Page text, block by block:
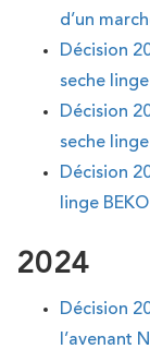
d’un
Décision
seche
Décision
seche
Décision
linge BEKO
2024
Décision
l’avenant